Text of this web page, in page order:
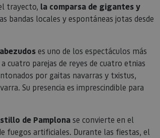
trayecto, la comparsa de gigantes y
bandas locales y espontáneas jotas desde
es uno de los espectáculos más
cuatro parejas de reyes de cuatro etnias
por gaitas navarras y txistus,
Su presencia es imprescindible para
de Pamplonase convierte en el
fuegos artificiales. Durante las fiestas, el
utiliza para contar y rastrear las vistas de la página
durante su visita para mejorar y personalizar la